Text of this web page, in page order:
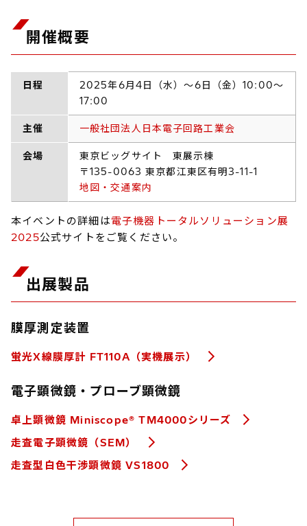
開催概要
日程
2025年6月4日（水）～6日（金）10:00～
17:00
主催 一般社団法人日本電子回路工業会
会場
東京ビッグサイト 東展示棟
〒135-0063 東京都江東区有明3-11-1
地図・交通案内
本イベントの詳細は電子機器トータルソリューション展
2025公式サイトをご覧ください。
出展製品
膜厚測定装置
蛍光X線膜厚計 FT110A（実機展示）
電子顕微鏡・プローブ顕微鏡
卓上顕微鏡 Miniscope® TM4000シリーズ
走査電子顕微鏡（SEM）
走査型白色干渉顕微鏡 VS1800